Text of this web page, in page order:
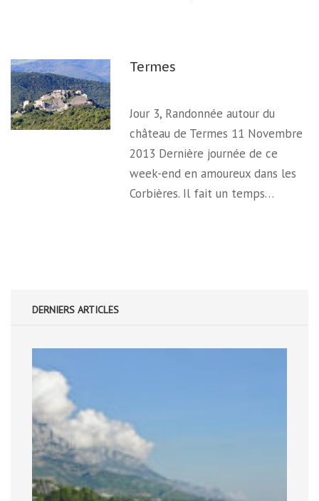
Termes
Jour 3, Randonnée autour du
château de Termes 11 Novembre
2013 Dernière journée de ce
week-end en amoureux dans les
Corbières. Il fait un temps…
DERNIERS ARTICLES